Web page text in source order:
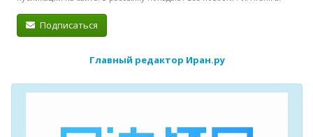
Подписаться
Главный редактор Иран.ру